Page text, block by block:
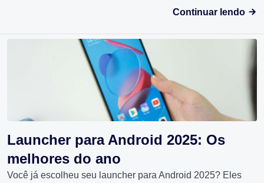
Continuar lendo
Launcher para Android 2025: Os
melhores do ano
Você já escolheu seu launcher para Android 2025? Eles